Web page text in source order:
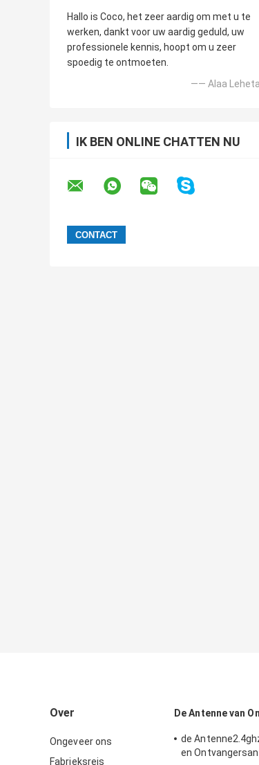
Hallo is Coco, het zeer aardig om met u te
werken, dankt voor uw aardig geduld, uw
professionele kennis, hoopt om u zeer
spoedig te ontmoeten.
—— Alaa Leheta
IK BEN ONLINE CHATTEN NU
Over
Ongeveer ons
Fabrieksreis
De Antenne van
de
en